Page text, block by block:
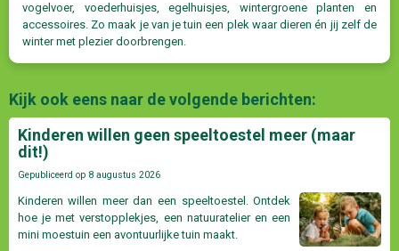
vogelvoer, voederhuisjes, egelhuisjes, wintergroene planten en
accessoires. Zo maak je van je tuin een plek waar dieren én jij zelf de
winter met plezier doorbrengen.
Kijk ook eens naar de volgende berichten:
Kinderen willen geen speeltoestel meer (maar
dit!)
Gepubliceerd op 8 augustus 2026
Kinderen willen meer dan een speeltoestel. Ontdek
hoe je met verstopplekjes, een natuuratelier en een
mini moestuin een avontuurlijke tuin maakt.